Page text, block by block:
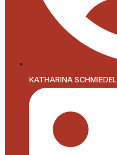
KATHARINA SCHMIEDEL